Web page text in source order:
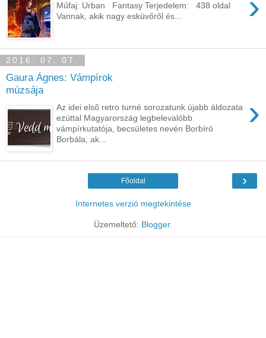
Műfaj: Urban Fantasy Terjedelem: 438 oldal
Vannak, ​akik nagy esküvőről és...
2016. 07. 07.
Gaura Ágnes: Vámpírok
múzsája
›
Az idei első retro turné sorozatunk újabb áldozata
ezúttal Magyarország legbelevalóbb
vámpírkutatója, becsületes nevén Borbíró
Borbála, ak...
›
Főoldal
Internetes verzió megtekintése
Üzemeltető: Blogger.